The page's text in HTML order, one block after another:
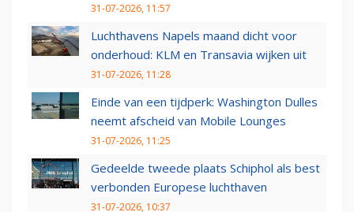
31-07-2026, 11:57
Luchthavens Napels maand dicht voor
onderhoud: KLM en Transavia wijken uit
31-07-2026, 11:28
Einde van een tijdperk: Washington Dulles
neemt afscheid van Mobile Lounges
31-07-2026, 11:25
Gedeelde tweede plaats Schiphol als best
verbonden Europese luchthaven
31-07-2026, 10:37